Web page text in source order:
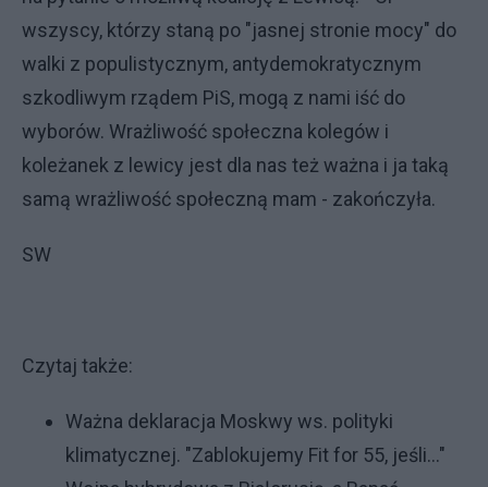
wszyscy, którzy staną po "jasnej stronie mocy" do
walki z populistycznym, antydemokratycznym
szkodliwym rządem PiS, mogą z nami iść do
wyborów. Wrażliwość społeczna kolegów i
koleżanek z lewicy jest dla nas też ważna i ja taką
samą wrażliwość społeczną mam - zakończyła.
SW
Czytaj także:
Ważna deklaracja Moskwy ws. polityki
klimatycznej. "Zablokujemy Fit for 55, jeśli..."